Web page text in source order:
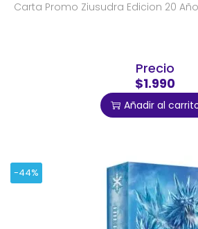
Carta Promo Ziusudra Edicion 20
Precio
$1.990
Añadir al
-44%